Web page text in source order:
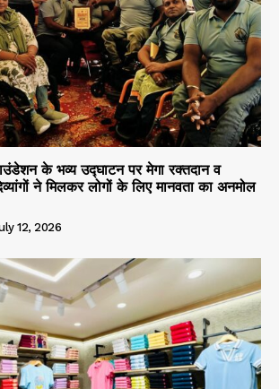
के भव्य उद्घाटन पर मेगा रक्तदान व
ने मिलकर लोगों के लिए मानवता का अनमोल
12, 2026